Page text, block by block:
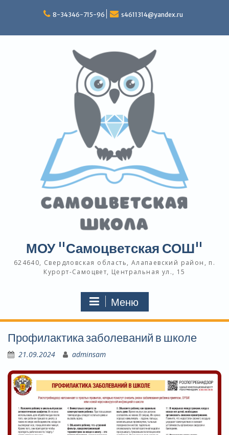
8-34346-715-96 s4611314@yandex.ru
МОУ "Самоцветская СОШ"
624640, Свердловская область, Алапаевский район, п.
Курорт-Самоцвет, Центральная ул., 15
Меню
Профилактика заболеваний в школе
21.09.2024 adminsam